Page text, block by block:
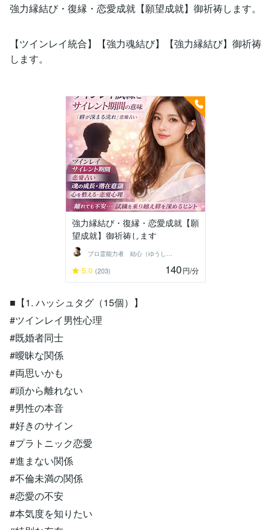
強力縁結び・復縁・恋愛成就【願望成就】御祈祷します。
【ツインレイ統合】【強力魂結び】【強力縁結び】御祈祷
します。
強力縁結び・復縁・恋愛成就【願
望成就】御祈祷します
プロ霊能力者 結心（ゆうしん）
5.0 (203) 140円/分
■【1. ハッシュタグ（15個）】
#ツインレイ男性心理
#既婚者同士
#曖昧な関係
#両思いかも
#頭から離れない
#男性の本音
#好きのサイン
#プラトニック恋愛
#進まない関係
#不倫未満の関係
#恋愛の不安
#本気度を知りたい